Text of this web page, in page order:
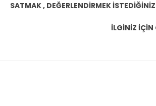
SATMAK , DEĞERLENDİRMEK
İLGİNİZ İÇİN